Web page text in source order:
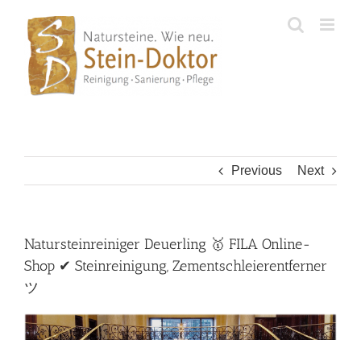
content
Previous Next
Natursteinreiniger Deuerling 🥇 FILA Online-
Shop ✔ Steinreinigung, Zementschleierentferner
ツ